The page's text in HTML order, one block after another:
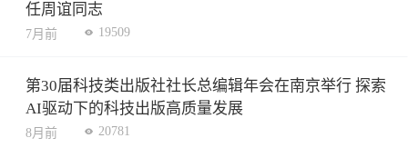
任周谊同志
7月前 19509
第30届科技类出版社社长总编辑年会在南京举行 探索
AI驱动下的科技出版高质量发展
8月前 20781